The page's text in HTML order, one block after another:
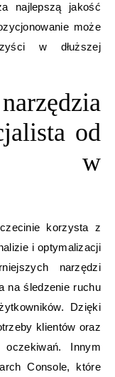
najlepszą jakość
może
w dłuższej
od
w
korzysta z
i optymalizacji
narzędzi
na śledzenie ruchu
Dzięki
klientów oraz
Innym
Console, które